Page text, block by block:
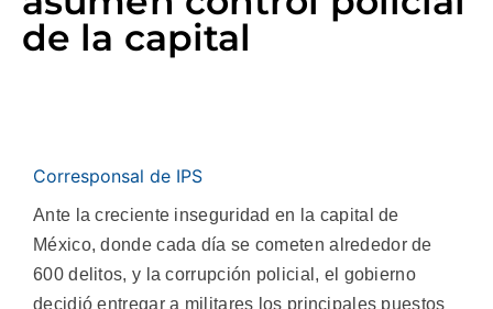
de la capital
Corresponsal de IPS
Ante la creciente inseguridad en la capital de
México, donde cada día se cometen alrededor de
600 delitos, y la corrupción policial, el gobierno
decidió entregar a militares los principales puestos